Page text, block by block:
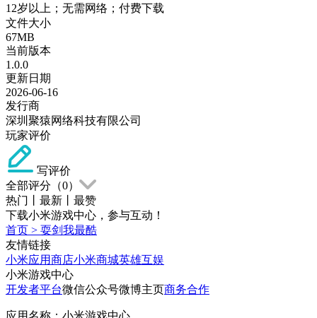
12岁以上；无需网络；付费下载
文件大小
67MB
当前版本
1.0.0
更新日期
2026-06-16
发行商
深圳聚猿网络科技有限公司
玩家评价
写评价
全部评分（0）
热门
最新
最赞
下载小米游戏中心，参与互动！
首页 > 耍剑我最酷
友情链接
小米应用商店小米商城英雄互娱
小米游戏中心
开发者平台微信公众号微博主页商务合作
应用名称：小米游戏中心